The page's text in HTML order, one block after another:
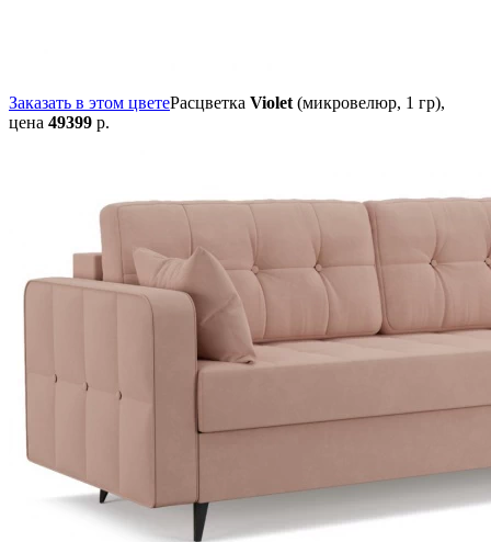
Заказать в этом цветеРасцветка Violet(микровелюр, 1 гр),
цена 49399 р.